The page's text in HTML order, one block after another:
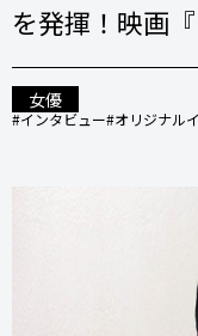
を発揮！映画
女優
#インタビュー#オリジナル